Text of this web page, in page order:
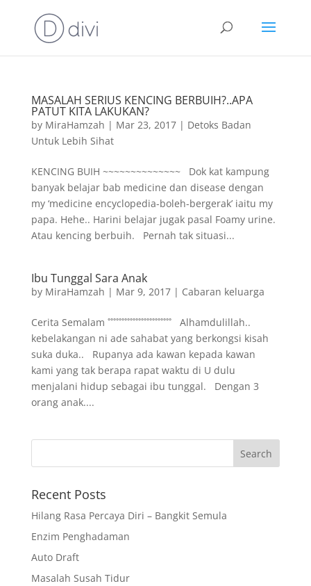
MASALAH SERIUS KENCING BERBUIH?..APA
PATUT KITA LAKUKAN?
by MiraHamzah | Mar 23, 2017| Detoks Badan
Untuk Lebih Sihat
KENCING BUIH ~~~~~~~~~~~~~~ Dok kat kampung
banyak belajar bab medicine dan disease dengan
my ‘medicine encyclopedia-boleh-bergerak’ iaitu my
papa. Hehe.. Harini belajar jugak pasal Foamy urine.
Atau kencing berbuih. Pernah tak situasi...
Ibu Tunggal Sara Anak
by MiraHamzah | Mar 9, 2017| Cabaran keluarga
Cerita Semalam ˚˚˚˚˚˚˚˚˚˚˚˚˚˚˚˚˚˚˚˚˚˚˚ Alhamdulillah..
kebelakangan ni ade sahabat yang berkongsi kisah
suka duka.. Rupanya ada kawan kepada kawan
kami yang tak berapa rapat waktu di U dulu
menjalani hidup sebagai ibu tunggal. Dengan 3
orang anak....
Recent Posts
Hilang Rasa Percaya Diri – Bangkit Semula
Enzim Penghadaman
Auto Draft
Masalah Susah Tidur